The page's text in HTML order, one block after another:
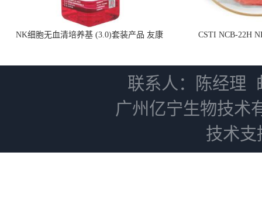
NK细胞无血清培养基 (3.0)套装产品 友康
CSTI NCB-22H
联系人：陈经理
广州亿宁生物技术
技术